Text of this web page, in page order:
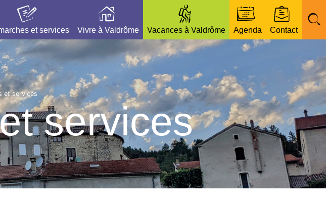
et services Vivre à Valdrôme Vacances à Valdrôme Agenda Contact
et services
services